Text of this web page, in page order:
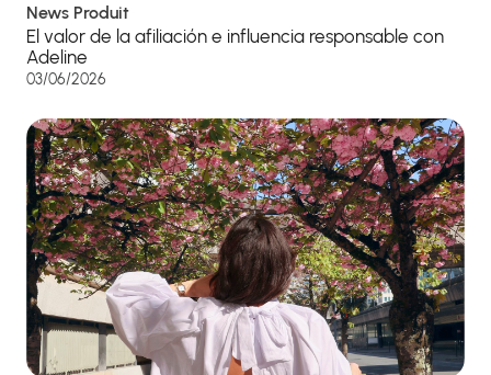
News Produit
El valor de la afiliación e influencia responsable con
Adeline
03/06/2026